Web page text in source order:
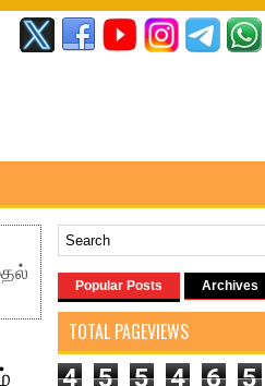
Popular Posts Archives
TOTAL PAGEVIEWS
4 5 5 4 6
5